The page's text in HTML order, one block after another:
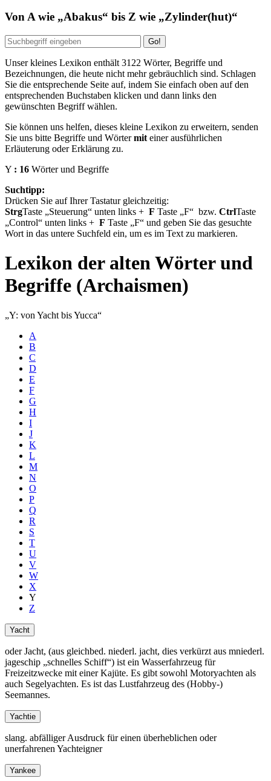
Von A wie Abakus bis Z wie Zylinder(hut)
Unser kleines Lexikon enthält 3122 Wörter, Begriffe und
Bezeichnungen, die heute nicht mehr gebräuchlich sind. Schlagen
Sie die entsprechende Seite auf, indem Sie einfach oben auf den
entsprechenden Buchstaben klicken und dann links den
gewünschten Begriff wählen.
Sie können uns helfen, dieses kleine Lexikon zu erweitern, senden
Sie uns bitte Begriffe und Wörtermit einer ausführlichen
Erläuterung oder Erklärung zu.
Y : 16 Wörter und Begriffe
Suchtipp:
Drücken Sie auf Ihrer Tastatur gleichzeitig:
StrgTaste Steuerung unten links + F Taste F bzw. CtrlTaste
Control
unten links + F Taste F
und geben Sie das gesuchte
Wort in das untere Suchfeld ein, um es im Text zu markieren.
Lexikon der alten Wörter und
Begriffe (Archaismen)
Y: von Yacht bis Yucca
A
B
C
D
E
F
G
H
I
J
K
L
M
N
O
P
Q
R
S
T
U
V
W
X
Y
Z
Yacht
oder Jacht, (aus gleichbed. niederl. jacht, dies verkürzt aus mniederl.
jageschip
schnelles Schiff ) ist ein Wasserfahrzeug für
Freizeitzwecke mit einer Kajüte. Es gibt sowohl Motoryachten als
auch Segelyachten. Es ist das Lustfahrzeug des (Hobby-)
Seemannes.
Yachtie
slang. abfälliger Ausdruck für einen überheblichen oder
unerfahrenen Yachteigner
Yankee